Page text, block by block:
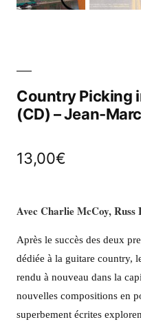
Country Picking
(CD) – Jean-
13,00€
Avec Charlie McCoy,
Après le succès des deux
dédiée à la guitare country,
rendu à nouveau dans la
nouvelles compositions en
superbement écrites